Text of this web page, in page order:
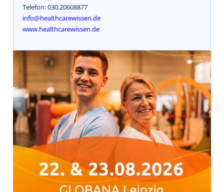
Telefon: 030.20608877
info@healthcarewissen.de
www.healthcarewissen.de